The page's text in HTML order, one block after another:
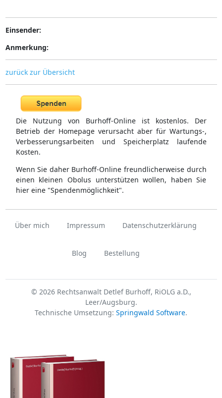
Einsender:
Anmerkung:
zurück zur Übersicht
Die Nutzung von Burhoff-Online ist kostenlos. Der
Betrieb der Homepage verursacht aber für Wartungs-,
Verbesserungsarbeiten und Speicherplatz laufende
Kosten.
Wenn Sie daher Burhoff-Online freundlicherweise durch
einen kleinen Obolus unterstützen wollen, haben Sie
hier eine "Spendenmöglichkeit".
Über mich Impressum Datenschutzerklärung
Blog Bestellung
© 2026 Rechtsanwalt Detlef Burhoff, RiOLG a.D.,
Leer/Augsburg.
Technische Umsetzung: Springwald Software.